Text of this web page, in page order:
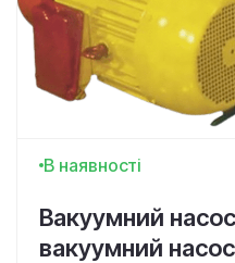
В наявності
Вакуумний
вакуумний